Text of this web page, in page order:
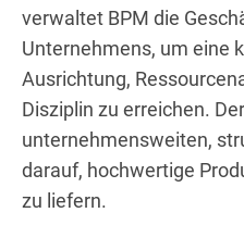
verwaltet BPM die
Unternehmens, um eine
Ausrichtung,
Disziplin zu erreichen.
unternehmensweiten,
darauf, hochwertige
zu liefern.